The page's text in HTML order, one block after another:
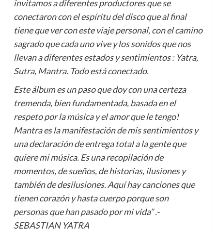
invitamos a diferentes productores que se
conectaron con el espíritu del disco que al final
tiene que ver con este viaje personal, con el camino
sagrado que cada uno vive y los sonidos que nos
llevan a diferentes estados y sentimientos : Yatra,
Sutra, Mantra. Todo está conectado.
Este álbum es un paso que doy con una certeza
tremenda, bien fundamentada, basada en el
respeto por la música y el amor que le tengo!
Mantra es la manifestación de mis sentimientos y
una declaración de entrega total a la gente que
quiere mi música. Es una recopilación de
momentos, de sueños, de historias, ilusiones y
también de desilusiones. Aquí hay canciones que
tienen corazón y hasta cuerpo porque son
personas que han pasado por mi vida” .-
SEBASTIAN YATRA